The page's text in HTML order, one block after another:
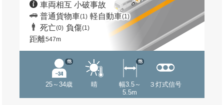
車両相互 小破事故
普通貨物車(1) 軽自動車(1)
死亡(0) 負傷(1)
距離547m
25～34歳
他
晴
幅3.5～
5.5m
他
３灯式信号